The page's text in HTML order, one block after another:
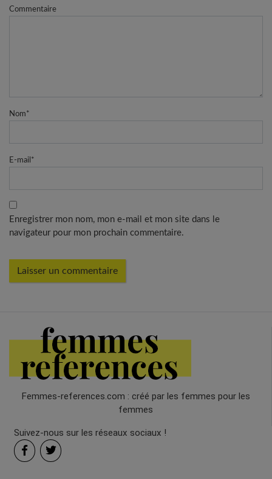
Commentaire
Nom*
E-mail *
Enregistrer mon nom, mon e-mail et mon site dans le
navigateur pour mon prochain commentaire.
Femmes-references.com : créé par les femmes pour les
femmes
Suivez-nous sur les réseaux sociaux !